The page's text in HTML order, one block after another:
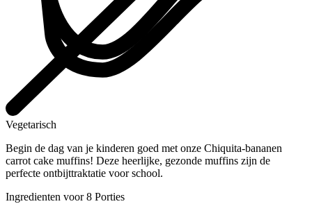
Vegetarisch
Begin de dag van je kinderen goed met onze Chiquita-bananen
carrot cake muffins! Deze heerlijke, gezonde muffins zijn de
perfecte ontbijttraktatie voor school.
Ingredienten voor 8 Porties